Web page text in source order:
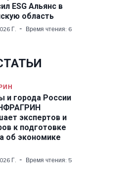
ESG Альянс в
область
Г.
Время чтения: 6
и города России
экспертов и
к подготовке
об экономике
Г.
Время чтения: 5